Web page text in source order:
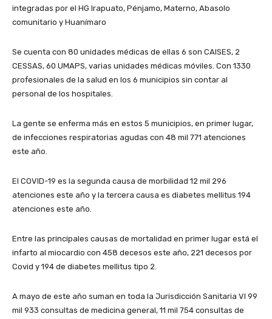
integradas por el HG Irapuato, Pénjamo, Materno, Abasolo
comunitario y Huanímaro
Se cuenta con 80 unidades médicas de ellas 6 son CAISES, 2
CESSAS, 60 UMAPS, varias unidades médicas móviles. Con 1330
profesionales de la salud en los 6 municipios sin contar al
personal de los hospitales.
La gente se enferma más en estos 5 municipios, en primer lugar,
de infecciones respiratorias agudas con 48 mil 771 atenciones
este año.
El COVID-19 es la segunda causa de morbilidad 12 mil 296
atenciones este año y la tercera causa es diabetes mellitus 194
atenciones este año.
Entre las principales causas de mortalidad en primer lugar está el
infarto al miocardio con 458 decesos este año, 221 decesos por
Covid y 194 de diabetes mellitus tipo 2.
A mayo de este año suman en toda la Jurisdicción Sanitaria VI 99
mil 933 consultas de medicina general, 11 mil 754 consultas de